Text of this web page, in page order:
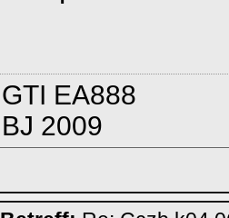
GTI EA888
BJ 2009